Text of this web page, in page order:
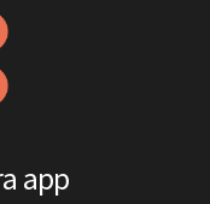
app